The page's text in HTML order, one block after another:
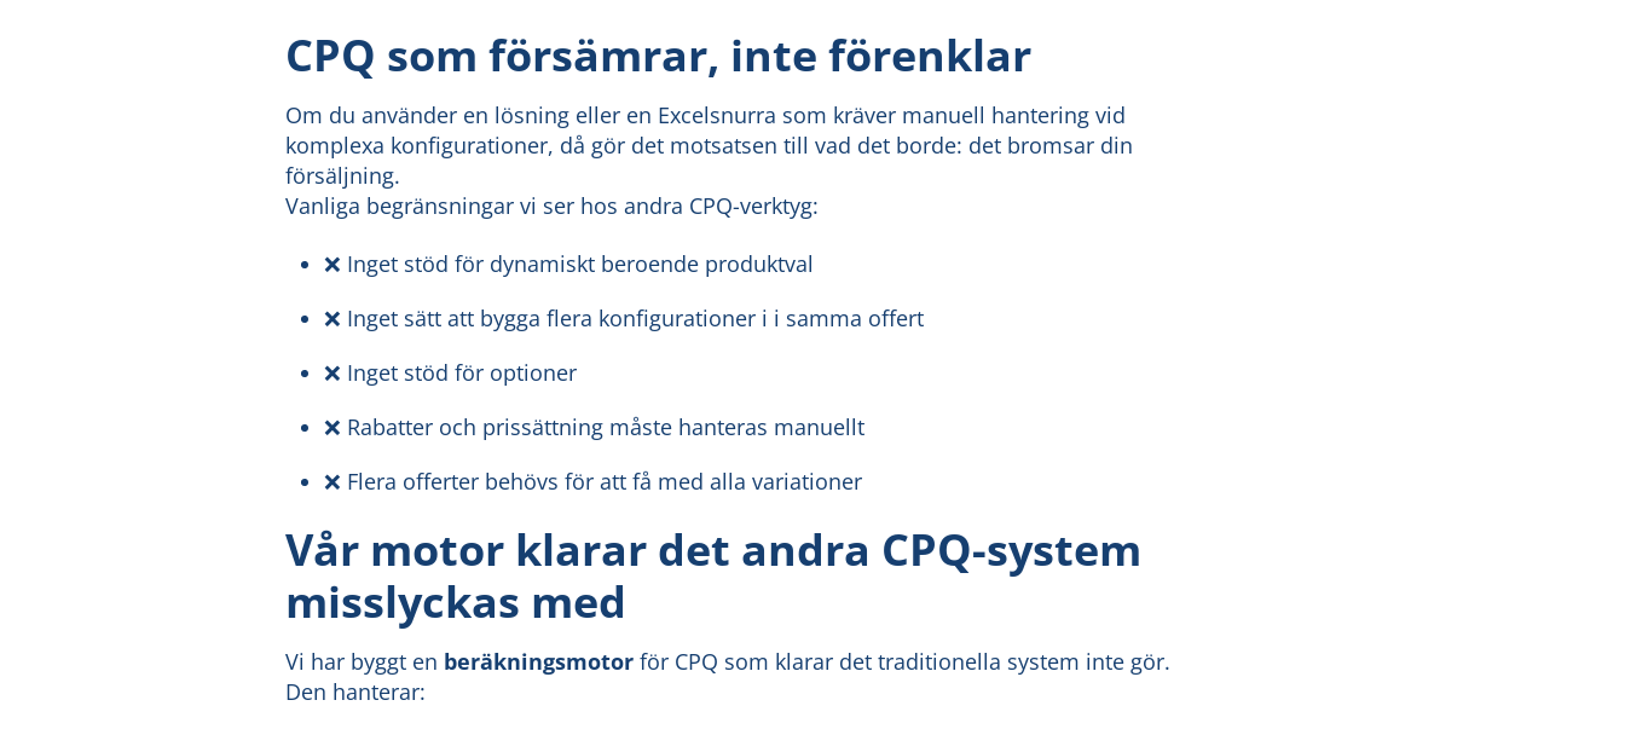
CPQ som försämrar, inte förenklar
Om du använder en lösning eller en Excelsnurra som kräver manuell hantering vid
komplexa konfigurationer, då gör det motsatsen till vad det borde: det bromsar din
försäljning.
Vanliga begränsningar vi ser hos andra CPQ-verktyg:
❌ Inget stöd för dynamiskt beroende produktval
❌ Inget sätt att bygga flera konfigurationer i i samma offert
❌ Inget stöd för optioner
❌ Rabatter och prissättning måste hanteras manuellt
❌ Flera offerter behövs för att få med alla variationer
Vår motor klarar det andra CPQ-system
misslyckas med
Vi har byggt en beräkningsmotor för CPQ som klarar det traditionella system inte gör.
Den hanterar: